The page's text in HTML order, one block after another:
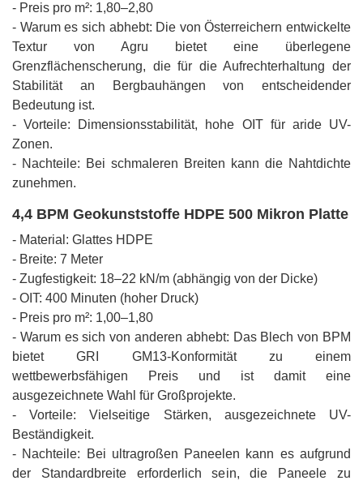
- Preis pro m²: 1,80–2,80
- Warum es sich abhebt: Die von Österreichern entwickelte
Textur von Agru bietet eine überlegene
Grenzflächenscherung, die für die Aufrechterhaltung der
Stabilität an Bergbauhängen von entscheidender
Bedeutung ist.
- Vorteile: Dimensionsstabilität, hohe OIT für aride UV-
Zonen.
- Nachteile: Bei schmaleren Breiten kann die Nahtdichte
zunehmen.
4,4 BPM Geokunststoffe HDPE 500 Mikron Platte
- Material: Glattes HDPE
- Breite: 7 Meter
- Zugfestigkeit: 18–22 kN/m (abhängig von der Dicke)
- OIT: 400 Minuten (hoher Druck)
- Preis pro m²: 1,00–1,80
- Warum es sich von anderen abhebt: Das Blech von BPM
bietet GRI GM13-Konformität zu einem
wettbewerbsfähigen Preis und ist damit eine
ausgezeichnete Wahl für Großprojekte.
- Vorteile: Vielseitige Stärken, ausgezeichnete UV-
Beständigkeit.
- Nachteile: Bei ultragroßen Paneelen kann es aufgrund
der Standardbreite erforderlich sein, die Paneele zu